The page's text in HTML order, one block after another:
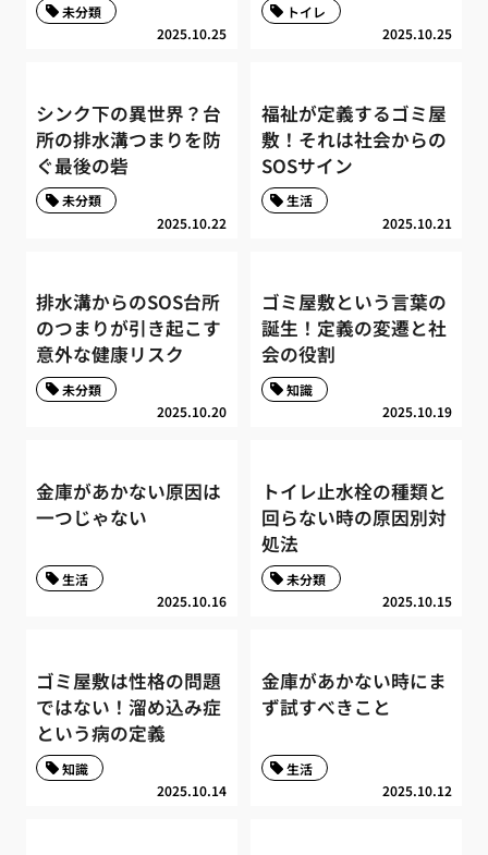
2025.10.25
未分類
2025.10.25
トイレ
シンク下の異世界？台
所の排水溝つまりを防
ぐ最後の砦
2025.10.22
未分類
福祉が定義するゴミ屋
敷！それは社会からの
SOSサイン
2025.10.21
生活
排水溝からのSOS台所
のつまりが引き起こす
意外な健康リスク
2025.10.20
未分類
ゴミ屋敷という言葉の
誕生！定義の変遷と社
会の役割
2025.10.19
知識
金庫があかない原因は
一つじゃない
2025.10.16
生活
トイレ止水栓の種類と
回らない時の原因別対
処法
2025.10.15
未分類
ゴミ屋敷は性格の問題
ではない！溜め込み症
という病の定義
2025.10.14
知識
金庫があかない時にま
ず試すべきこと
2025.10.12
生活